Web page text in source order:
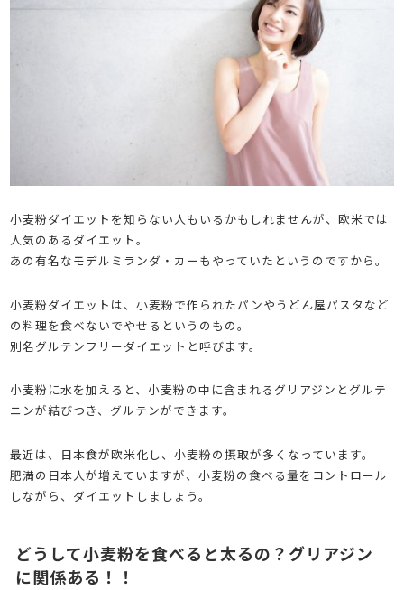
小麦粉ダイエットを知らない人もいるかもしれませんが、欧米では
人気のあるダイエット。
あの有名なモデルミランダ・カーもやっていたというのですから。
小麦粉ダイエットは、小麦粉で作られたパンやうどん屋パスタなど
の料理を食べないでやせるというのもの。
別名グルテンフリーダイエットと呼びます。
小麦粉に水を加えると、小麦粉の中に含まれるグリアジンとグルテ
ニンが結びつき、グルテンができます。
最近は、日本食が欧米化し、小麦粉の摂取が多くなっています。
肥満の日本人が増えていますが、小麦粉の食べる量をコントロール
しながら、ダイエットしましょう。
どうして小麦粉を食べると太るの？グリアジン
に関係ある！！